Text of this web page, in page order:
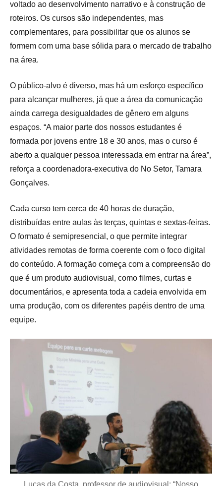
voltado ao desenvolvimento narrativo e à construção de
roteiros. Os cursos são independentes, mas
complementares, para possibilitar que os alunos se
formem com uma base sólida para o mercado de trabalho
na área.
O público-alvo é diverso, mas há um esforço específico
para alcançar mulheres, já que a área da comunicação
ainda carrega desigualdades de gênero em alguns
espaços. “A maior parte dos nossos estudantes é
formada por jovens entre 18 e 30 anos, mas o curso é
aberto a qualquer pessoa interessada em entrar na área”,
reforça a coordenadora-executiva do No Setor, Tamara
Gonçalves.
Cada curso tem cerca de 40 horas de duração,
distribuídas entre aulas às terças, quintas e sextas-feiras.
O formato é semipresencial, o que permite integrar
atividades remotas de forma coerente com o foco digital
do conteúdo. A formação começa com a compreensão do
que é um produto audiovisual, como filmes, curtas e
documentários, e apresenta toda a cadeia envolvida em
uma produção, com os diferentes papéis dentro de uma
equipe.